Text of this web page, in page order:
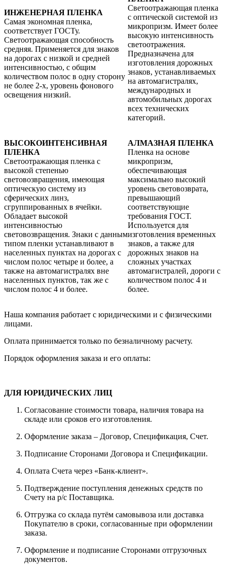
ИНЖЕНЕРНАЯ ПЛЕНКА
Самая экономная пленка,
соответствует ГОСТу.
Светоотражающая способность
средняя. Применяется для знаков
на дорогах с низкой и средней
интенсивностью, с общим
количеством полос в одну сторону
не более 2-х, уровень фонового
освещения низкий.
Светоотражающая пленка
с оптической системой из
микропризм. Имеет более
высокую интенсивность
светоотражения.
Предназначена для
изготовления дорожных
знаков, устанавливаемых
на автомагистралях,
международных и
автомобильных дорогах
всех технических
категорий.
ВЫСОКОИНТЕНСИВНАЯ
ПЛЕНКА
Светоотражающая пленка с
высокой степенью
световозвращения, имеющая
оптическую систему из
сферических линз,
сгруппированных в ячейки.
Обладает высокой
интенсивностью
световозвращения. Знаки с данным
типом пленки устанавливают в
населенных пунктах на дорогах с
числом полос четыре и более, а
также на автомагистралях вне
населенных пунктов, так же с
числом полос 4 и более.
АЛМАЗНАЯ ПЛЕНКА
Пленка на основе
микропризм,
обеспечивающая
максимально высокий
уровень световозврата,
превышающий
соответствующие
требования ГОСТ.
Используется для
изготовления временных
знаков, а также для
дорожных знаков на
сложных участках
автомагистралей, дороги с
количеством полос 4 и
более.
Наша компания работает с юридическими и с физическими
лицами.
Оплата принимается только по безналичному расчету.
Порядок оформления заказа и его оплаты:
ДЛЯ ЮРИДИЧЕСКИХ ЛИЦ
Согласование стоимости товара, наличия товара на
складе или сроков его изготовления.
Оформление заказа – Договор, Спецификация, Счет.
Подписание Сторонами Договора и Спецификации.
Оплата Счета через «Банк-клиент».
Подтверждение поступления денежных средств по
Счету на р/с Поставщика.
Отгрузка со склада путём самовывоза или доставка
Покупателю в сроки, согласованные при оформлении
заказа.
Оформление и подписание Сторонами отгрузочных
документов.